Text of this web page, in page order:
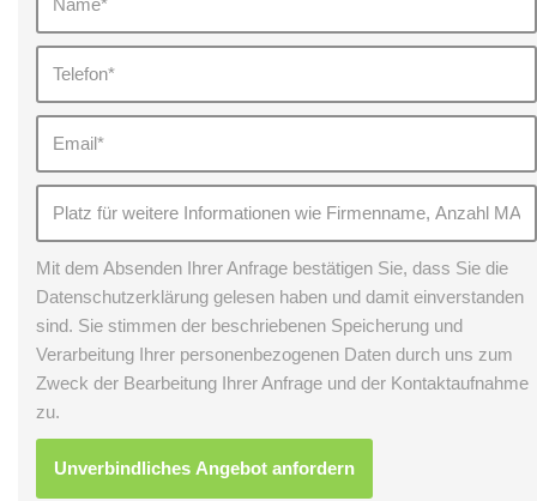
Mit dem Absenden Ihrer Anfrage bestätigen Sie, dass Sie die
Datenschutzerklärung gelesen haben und damit einverstanden
sind. Sie stimmen der beschriebenen Speicherung und
Verarbeitung Ihrer personenbezogenen Daten durch uns zum
Zweck der Bearbeitung Ihrer Anfrage und der Kontaktaufnahme
zu.